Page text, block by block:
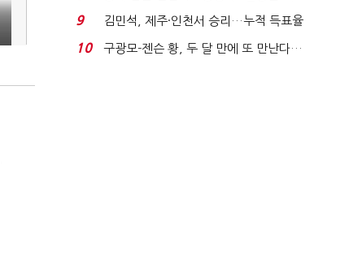
가 수습"
9
김민석, 제주·인천서 승리…누적 득표율
'1위 탈환'(종합)...
10
구광모-젠슨 황, 두 달 만에 또 만난다…